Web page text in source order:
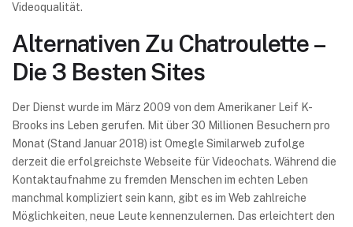
Videoqualität.
Alternativen Zu Chatroulette –
Die 3 Besten Sites
Der Dienst wurde im März 2009 von dem Amerikaner Leif K-
Brooks ins Leben gerufen. Mit über 30 Millionen Besuchern pro
Monat (Stand Januar 2018) ist Omegle Similarweb zufolge
derzeit die erfolgreichste Webseite für Videochats. Während die
Kontaktaufnahme zu fremden Menschen im echten Leben
manchmal kompliziert sein kann, gibt es im Web zahlreiche
Möglichkeiten, neue Leute kennenzulernen. Das erleichtert den